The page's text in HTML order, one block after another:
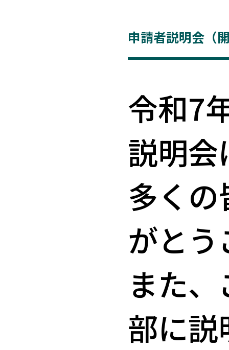
申請者説明会（
令和7
説明
多く
がと
また
部に